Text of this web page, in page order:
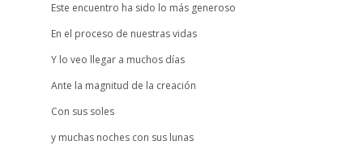
Este encuentro ha sido lo más generoso
En el proceso de nuestras vidas
Y lo veo llegar a muchos días
Ante la magnitud de la creación
Con sus soles
y muchas noches con sus lunas